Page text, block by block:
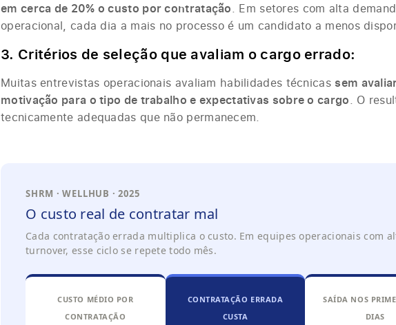
em cerca de 20% o custo por contratação. Em setores com alta
operacional, cada dia a mais no processo é um candidato a menos
3. Critérios de seleção que avaliam o cargo errado:
Muitas entrevistas operacionais avaliam habilidades técnicas sem
motivação para o tipo de trabalho e expectativas sobre o cargo. O
tecnicamente adequadas que não permanecem.
SHRM · WELLHUB · 2025
O custo real de contratar mal
Cada contratação errada multiplica o custo. Em equipes operacionais com
turnover, esse ciclo se repete todo mês.
CUSTO MÉDIO POR
CONTRATAÇÃO
CONTRATAÇÃO ERRADA
CUSTA
SAÍDA NOS
DIAS